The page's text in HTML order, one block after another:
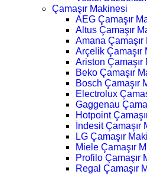
Çamaşır Makinesi
AEG Çamaşır
Altus Çamaşır
Amana
Arçelik Çamaşır
Ariston
Beko Çamaşır
Bosch Çamaşır
Electrolux
Gaggenau
Hotpoint
İndesit
LG Çamaşır
Miele Çamaşır
Profilo Çamaşır
Regal Çamaşır